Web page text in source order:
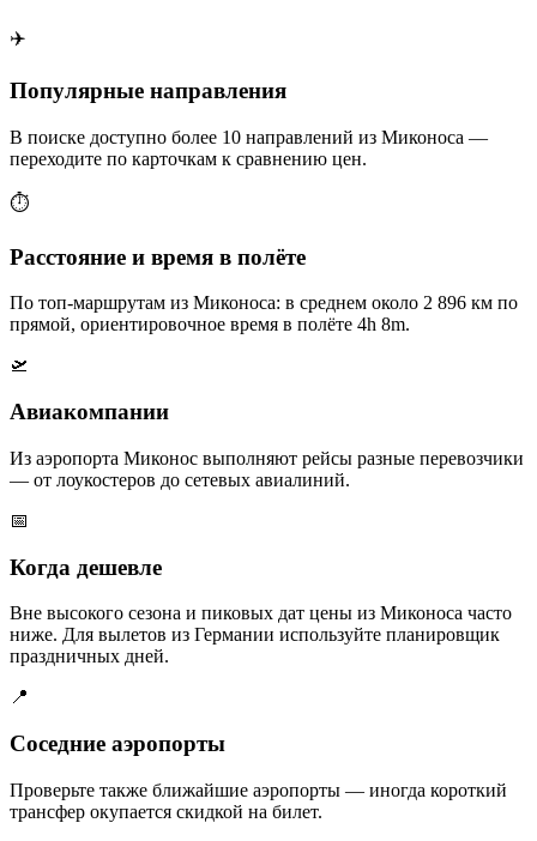
✈️
Популярные направления
В поиске доступно более 10 направлений из Миконоса —
переходите по карточкам к сравнению цен.
⏱️
Расстояние и время в полёте
По топ-маршрутам из Миконоса: в среднем около 2 896 км по
прямой, ориентировочное время в полёте 4h 8m.
🛫
Авиакомпании
Из аэропорта Миконос выполняют рейсы разные перевозчики
— от лоукостеров до сетевых авиалиний.
📅
Когда дешевле
Вне высокого сезона и пиковых дат цены из Миконоса часто
ниже. Для вылетов из Германии используйте планировщик
праздничных дней.
📍
Соседние аэропорты
Проверьте также ближайшие аэропорты — иногда короткий
трансфер окупается скидкой на билет.